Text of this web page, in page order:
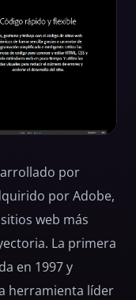
por
por Adobe,
web más
La primera
en 1997 y
herramienta líder